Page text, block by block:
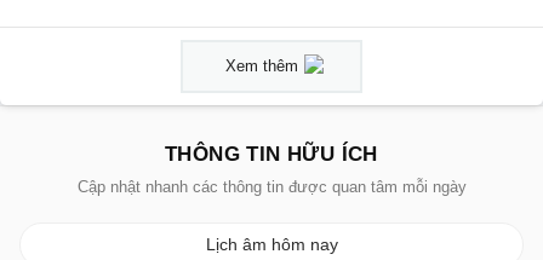
Xem thêm
THÔNG TIN HỮU ÍCH
Cập nhật nhanh các thông tin được quan tâm mỗi ngày
Lịch âm hôm nay